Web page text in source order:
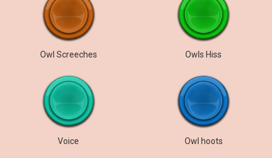
Owl Screeches Owls Hiss
Voice Owl hoots